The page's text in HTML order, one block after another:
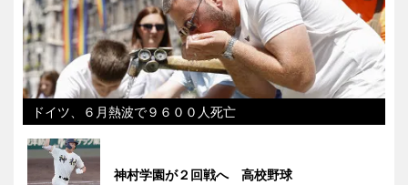
ドイツ、６月熱波で９６００人死亡
神村学園が２回戦へ 高校野球